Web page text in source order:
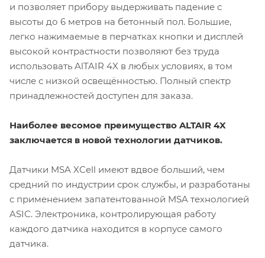
и позволяет прибору выдерживать падение с
высоты до 6 метров на бетонный пол. Большие,
легко нажимаемые в перчатках кнопки и дисплей
высокой контрастности позволяют без труда
использовать AlTAIR 4X в любых условиях, в том
числе с низкой освещëнностью. Полный спектр
принадлежностей доступен для заказа.
Наиболее весомое преимущество ALTAIR 4X
заключается в новой технологии датчиков.
Датчики MSA XCell имеют вдвое больший, чем
средний по индустрии срок службы, и разработаны
с применением запатентованной MSA технологией
ASIC. Электроника, контролирующая работу
каждого датчика находится в корпусе самого
датчика.